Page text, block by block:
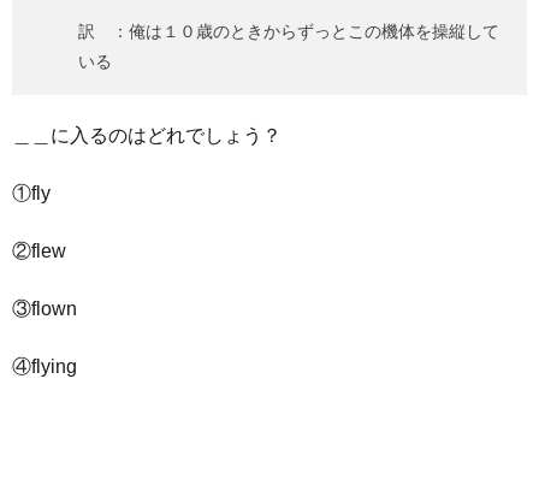
訳 ：俺は１０歳のときからずっとこの機体を操縦して
いる
＿＿に入るのはどれでしょう？
①fly
②flew
③flown
④flying